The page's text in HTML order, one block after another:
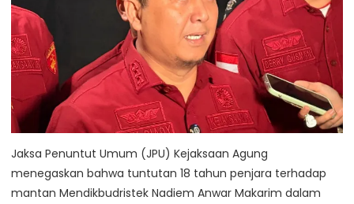
Jaksa Penuntut Umum (JPU) Kejaksaan Agung
menegaskan bahwa tuntutan 18 tahun penjara terhadap
mantan Mendikbudristek Nadiem Anwar Makarim dalam